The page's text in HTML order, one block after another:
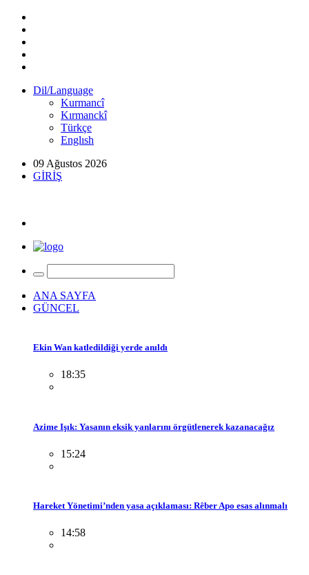
Dil/Language
Kurmancî
Kırmanckî
Türkçe
Englısh
09 Ağustos 2026
GİRİŞ
ANA SAYFA
GÜNCEL
Ekin Wan katledildiği yerde anıldı
18:35
Azime Işık: Yasanın eksik yanlarını örgütlenerek kazanacağız
15:24
Hareket Yönetimi’nden yasa açıklaması: Rêber Apo esas alınmalı
14:58